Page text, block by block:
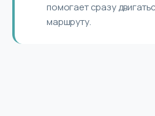
помогает сразу
маршруту.